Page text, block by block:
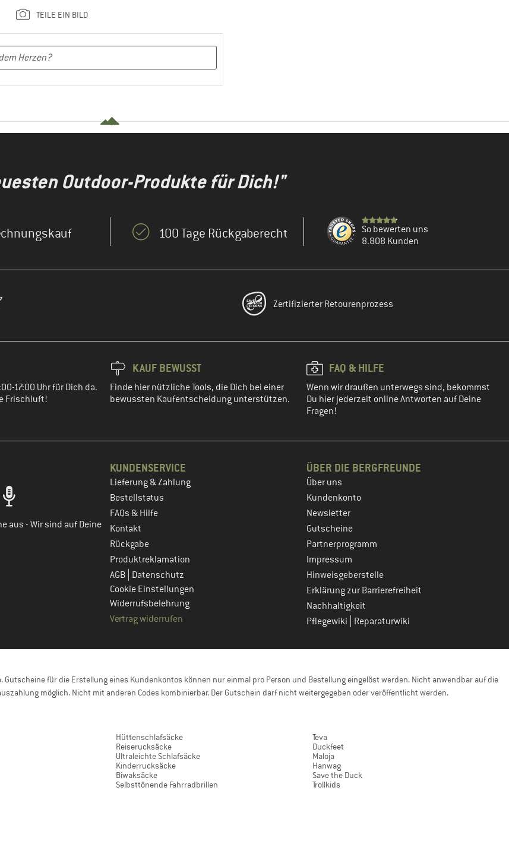
TEILE EIN BILD
Outdoor-Produkte für Dich!"
100 Tage Rückgaberecht
So bewerten uns
8.808 Kunden
Zertifizierter Retourenprozess
17:00 Uhr für Dich da.
Frischluft!
KAUF BEWUSST
Finde hier nützliche Tools, die Dich bei einer
bewussten Kaufentscheidung unterstützen.
FAQ & HILFE
Wenn wir draußen unterwegs sind, bekommst
Du hier jederzeit online Antworten auf Deine
Fragen!
aus - Wir sind auf Deine
KUNDENSERVICE
Lieferung & Zahlung
Bestellstatus
FAQs & Hilfe
Kontakt
Rückgabe
Produktreklamation
AGB Datenschutz
Cookie Einstellungen
Widerrufsbelehrung
Vertrag widerrufen
ÜBER DIE BERGFREUNDE
Über uns
Kundenkonto
Newsletter
Gutscheine
Partnerprogramm
Impressum
Hinweisgeberstelle
Erklärung zur Barrierefreiheit
Nachhaltigkeit
Pflegewiki
Reparaturwiki
für die Erstellung eines Kundenkontos können nur einmal pro Person und Bestellung eingelöst werden. Nicht anwendbar auf die
möglich. Nicht mit anderen Codes kombinierbar. Der Gutschein darf nicht weitergegeben oder veröffentlicht werden.
Hüttenschlafsäcke
Reiserucksäcke
Ultraleichte Schlafsäcke
Kinderrucksäcke
Biwaksäcke
Selbsttönende Fahrradbrillen
Teva
Duckfeet
Maloja
Hanwag
Save the Duck
Trollkids